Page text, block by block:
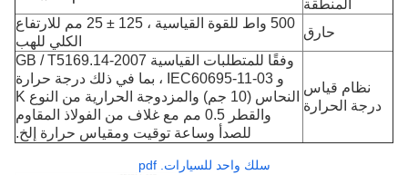
المنطقة
حارق
500 واط للقوة القياسية ، 125 ± 25 مم للارتفاع
الكلي للهب
نظام قياس
درجة الحرارة
وفقًا للمتطلبات القياسية GB / T5169.14-2007
و IEC60695-11-03 ، بما في ذلك درجة حرارة
النحاس (10 جم) والمزدوجة الحرارية من النوع K
والقطر 0.5 مم مع غلاف من الفولاذ المقاوم
للصدأ وساعة توقيت ومقياس حرارة إلخ.
سلك واحد للسيارات. pdf